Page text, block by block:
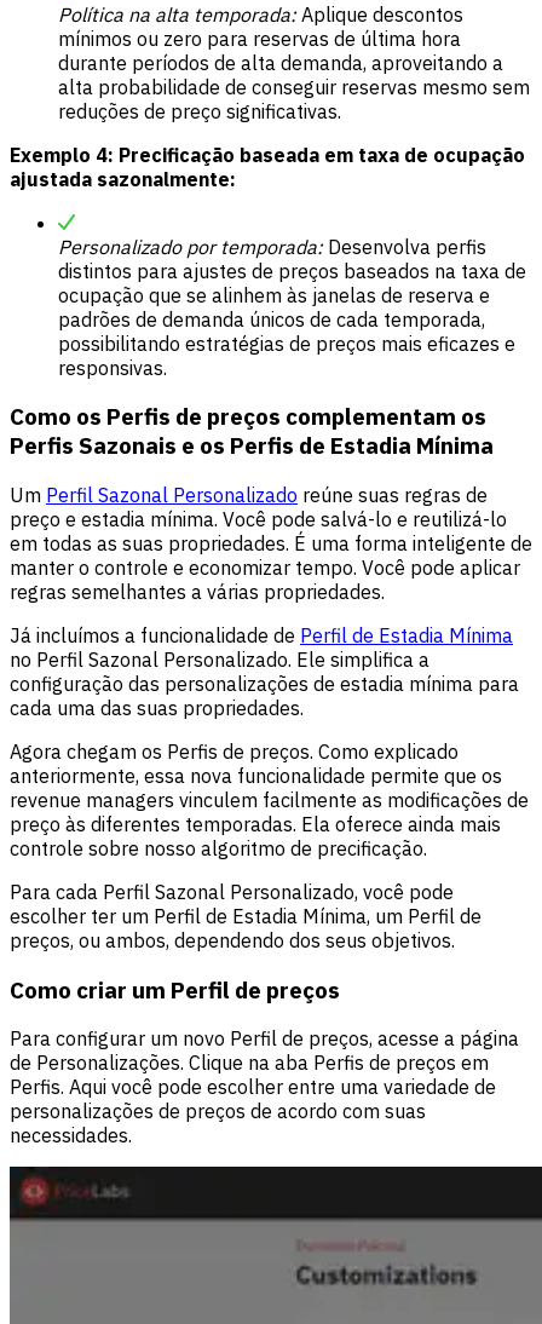
Política na alta temporada:Aplique descontos
mínimos ou zero para reservas de última hora
durante períodos de alta demanda, aproveitando a
alta probabilidade de conseguir reservas mesmo sem
reduções de preço significativas.
Exemplo 4: Precificação baseada em taxa de ocupação
ajustada sazonalmente:
Personalizado por temporada:Desenvolva perfis
distintos para ajustes de preços baseados na taxa de
ocupação que se alinhem às janelas de reserva e
padrões de demanda únicos de cada temporada,
possibilitando estratégias de preços mais eficazes e
responsivas.
Como os Perfis de preços complementam os
Perfis Sazonais e os Perfis de Estadia Mínima
Um Perfil Sazonal Personalizado reúne suas regras de
preço e estadia mínima. Você pode salvá-lo e reutilizá-lo
em todas as suas propriedades. É uma forma inteligente de
manter o controle e economizar tempo. Você pode aplicar
regras semelhantes a várias propriedades.
Já incluímos a funcionalidade de Perfil de Estadia Mínima
no Perfil Sazonal Personalizado. Ele simplifica a
configuração das personalizações de estadia mínima para
cada uma das suas propriedades.
Agora chegam os Perfis de preços. Como explicado
anteriormente, essa nova funcionalidade permite que os
revenue managers vinculem facilmente as modificações de
preço às diferentes temporadas. Ela oferece ainda mais
controle sobre nosso algoritmo de precificação.
Para cada Perfil Sazonal Personalizado, você pode
escolher ter um Perfil de Estadia Mínima, um Perfil de
preços, ou ambos, dependendo dos seus objetivos.
Como criar um Perfil de preços
Para configurar um novo Perfil de preços, acesse a página
de Personalizações. Clique na aba Perfis de preços em
Perfis. Aqui você pode escolher entre uma variedade de
personalizações de preços de acordo com suas
necessidades.